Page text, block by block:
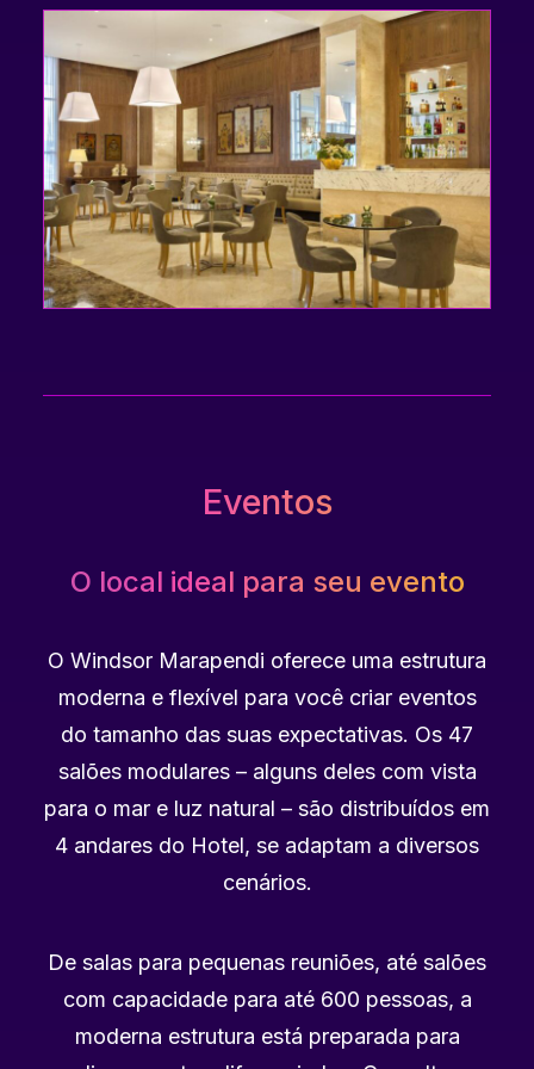
Eventos
O local ideal para seu evento
O Windsor Marapendi oferece uma estrutura
moderna e flexível para você criar eventos
do tamanho das suas expectativas. Os 47
salões modulares – alguns deles com vista
para o mar e luz natural – são distribuídos em
4 andares do Hotel, se adaptam a diversos
cenários.
De salas para pequenas reuniões, até salões
com capacidade para até 600 pessoas, a
moderna estrutura está preparada para